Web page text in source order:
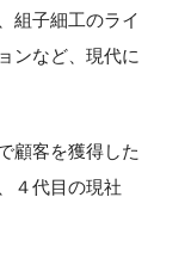
組子細工のライ
ンなど、現代に
顧客を獲得した
４代目の現社